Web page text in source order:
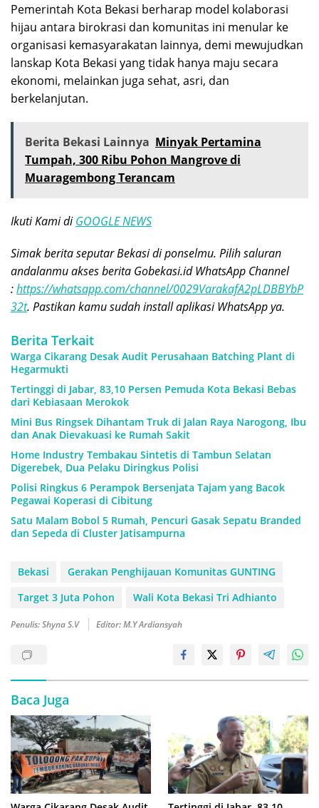
Pemerintah Kota Bekasi berharap model kolaborasi
hijau antara birokrasi dan komunitas ini menular ke
organisasi kemasyarakatan lainnya, demi mewujudkan
lanskap Kota Bekasi yang tidak hanya maju secara
ekonomi, melainkan juga sehat, asri, dan
berkelanjutan.
Berita Bekasi Lainnya Minyak Pertamina
Tumpah, 300 Ribu Pohon Mangrove di
Muaragembong Terancam
Ikuti Kami diGOOGLE NEWS
Simak berita seputar Bekasi di ponselmu. Pilih saluran
andalanmu akses berita Gobekasi.id WhatsApp Channel
:https://whatsapp.com/channel/0029VarakafA2pLDBBYbP
32t. Pastikan kamu sudah install aplikasi WhatsApp ya.
Berita Terkait
Warga Cikarang Desak Audit Perusahaan Batching Plant di
Hegarmukti
Tertinggi di Jabar, 83,10 Persen Pemuda Kota Bekasi Bebas
dari Kebiasaan Merokok
Mini Bus Ringsek Dihantam Truk di Jalan Raya Narogong, Ibu
dan Anak Dievakuasi ke Rumah Sakit
Home Industry Tembakau Sintetis di Tambun Selatan
Digerebek, Dua Pelaku Diringkus Polisi
Polisi Ringkus 6 Perampok Bersenjata Tajam yang Bacok
Pegawai Koperasi di Cibitung
Satu Malam Bobol 5 Rumah, Pencuri Gasak Sepatu Branded
dan Sepeda di Cluster Jatisampurna
Bekasi
Gerakan Penghijauan Komunitas GUNTING
Target 3 Juta Pohon
Wali Kota Bekasi Tri Adhianto
Penulis: Shyna S.V Editor: M.Y Ardiansyah
Baca Juga